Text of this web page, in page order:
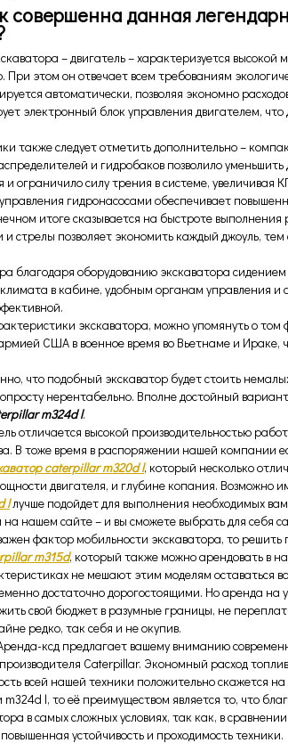
совершенна данная
– двигатель – характеризуется
При этом он отвечает всем требованиям
автоматически, позволяя экономно
электронный блок управления двигателем,
также следует отметить дополнительно –
и гидробаков позволило
и ограничило силу трения в системе, увеличивая
гидронасосами обеспечивает
итоге сказывается на быстроте
и стрелы позволяет экономить каждый джоуль,
благодаря оборудованию экскаватора
в кабине, удобным органам управления и
экскаватора, можно упомянуть о том
США в военное время во Вьетнаме и Ираке,
что подобный экскаватор будет стоить
нерентабельно. Вполне достойный
m324d l.
отличается высокой производительностью
В тоже время в распоряжении нашей компании
caterpillar m320d l, который несколько
двигателя, и глубине копания. Возможно
lлучше подойдет для выполнения необходимых
на нашем сайте – и вы сможете выбрать для себя
фактор мобильности экскаватора, то
m315d, который также можно арендовать в
не мешают этим моделям оставаться
достаточно дорогостоящими. Но аренда на
свой бюджет в разумные границы, не
редко, так себя и не окупив.
ксд предлагает вашему вниманию
Caterpillar. Экономный расход
всей нашей техники положительно скажется
m324d l, то её преимуществом является то, что
в самых сложных условиях, так как, в
устойчивость и проходимость техники.